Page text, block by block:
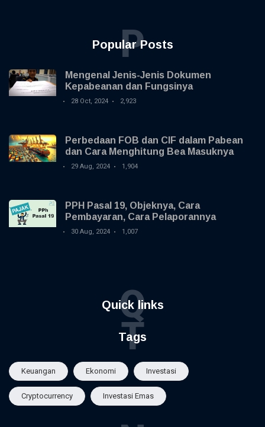
Popular Posts
P
Mengenal Jenis-Jenis Dokumen
Kepabeanan dan Fungsinya
28 Oct, 2024 2,923
Perbedaan FOB dan CIF dalam Pabean
dan Cara Menghitung Bea Masuknya
29 Aug, 2024 1,904
PPH Pasal 19, Objeknya, Cara
Pembayaran, Cara Pelaporannya
30 Aug, 2024 1,007
Quick links
Q
Tags
T
Keuangan Ekonomi Investasi
Cryptocurrency Investasi Emas